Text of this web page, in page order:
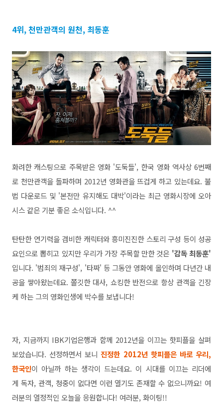
4위,천만관객의 원천, 최동훈
화려한 캐스팅으로 주목받은 영화 '도둑들', 한국 영화 역사상 6번째
로 천만관객을 돌파하며 2012년 영화관을 뜨겁게 하고 있는데요. 불
법 다운로드 및 '본전만 유지해도 대박'이라는 최근 영화시장에 오아
시스 같은 기분 좋은 소식입니다. ^^
탄탄한 연기력을 겸비한 캐릭터와 흥미진진한 스토리 구성 등이 성공
요인으로 뽑히고 있지만 우리가 가장 주목할 만한 것은 '감독 최동훈'
입니다. '범죄의 재구성', '타짜' 등 그동안 영화에 올인하며 다년간 내
공을 쌓아왔는데요. 쫄깃한 대사, 쇼킹한 반전으로 항상 관객을 긴장
케 하는 그의 영화인생에 박수를 보냅니다!
자, 지금까지 IBK기업은행과 함께 2012년을 이끄는 핫피플을 살펴
보았습니다. 선정하면서 보니진정한 2012년 핫피플은 바로 우리,
한국인이 아닐까 하는 생각이 드는데요. 이 시대를 이끄는 리더에
게 독자, 관객, 청중이 없다면 이런 열기도 존재할 수 없으니까요! 여
러분의 열정적인 오늘을 응원합니다! 여러분, 화이팅!!